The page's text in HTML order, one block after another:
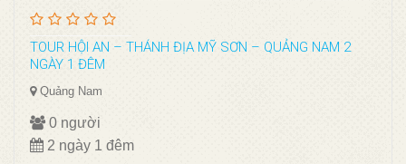
TOUR HỘI AN – THÁNH ĐỊA MỸ SƠN – QUẢNG NAM 2
NGÀY 1 ĐÊM
Quảng Nam
0 người
2 ngày 1 đêm